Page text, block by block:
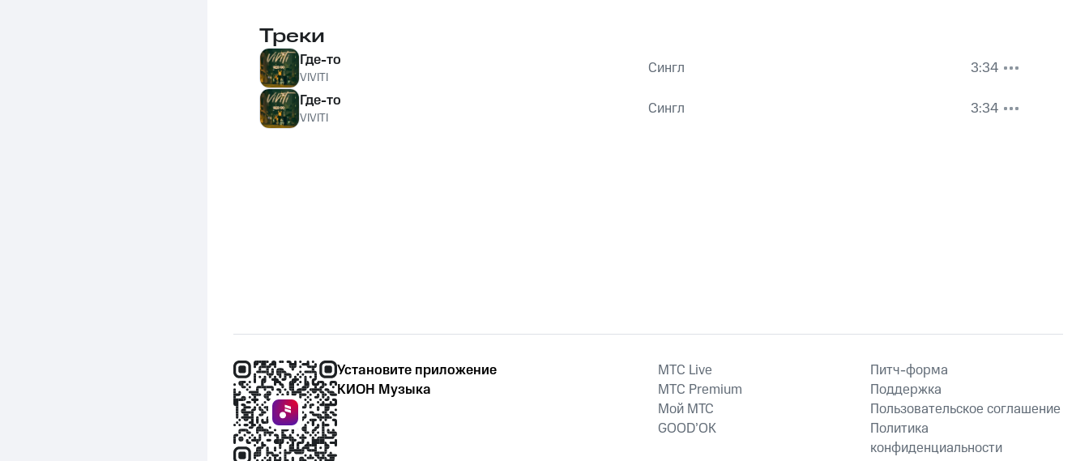
Треки
Где-то
VIVITI Сингл
3:34
Где-то
VIVITI Сингл 3:34
Установите приложение
КИОН Музыка
MTС Live
MTС Premium
Мой МТС
GOOD’OK
Питч-форма
Поддержка
Пользовательское соглашение
Политика
конфиденциальности